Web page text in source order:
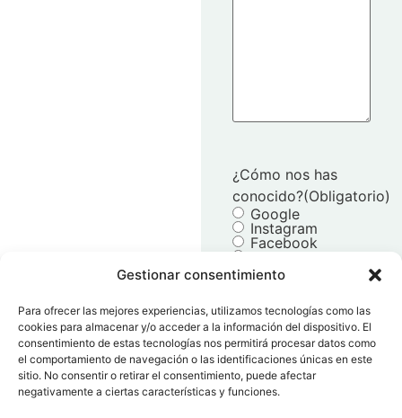
Gestionar consentimiento
Para ofrecer las mejores experiencias, utilizamos tecnologías como las
cookies para almacenar y/o acceder a la información del dispositivo. El
consentimiento de estas tecnologías nos permitirá procesar datos como
el comportamiento de navegación o las identificaciones únicas en este
sitio. No consentir o retirar el consentimiento, puede afectar
negativamente a ciertas características y funciones.
¿Cómo nos has
conocido?(Obligatorio)
Google
Instagram
Facebook
Recomendación
Consentimiento